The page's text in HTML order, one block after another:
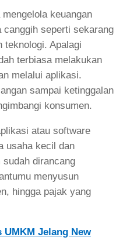
keuangan
canggih seperti sekarang
teknologi. Apalagi
terbiasa melakukan
melalui aplikasi.
sampai ketinggalan
konsumen.
atau software
usaha kecil dan
sudah dirancang
menyusun
hingga pajak yang
Jelang New